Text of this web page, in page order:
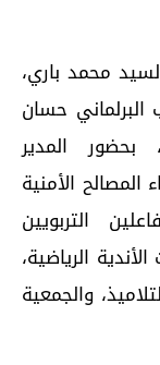
محمد باري،
البرلماني حسان
بحضور المدير
المصالح الأمنية
التربويين
الرياضية،
والجمعية